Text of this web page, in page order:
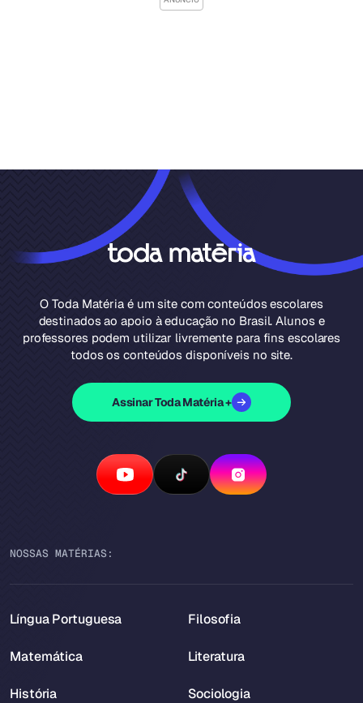
O Toda Matéria é um site com conteúdos escolares
destinados ao apoio à educação no Brasil. Alunos e
professores podem utilizar livremente para fins escolares
todos os conteúdos disponíveis no site.
Assinar Toda Matéria +
NOSSAS MATÉRIAS:
Língua Portuguesa
Matemática
História
Filosofia
Literatura
Sociologia